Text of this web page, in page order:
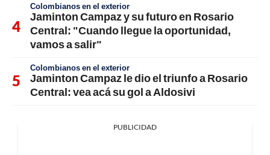
Colombianos en el exterior
Jaminton Campaz y su futuro en Rosario
Central: "Cuando llegue la oportunidad,
vamos a salir"
Colombianos en el exterior
Jaminton Campaz le dio el triunfo a Rosario
Central: vea acá su gol a Aldosivi
PUBLICIDAD